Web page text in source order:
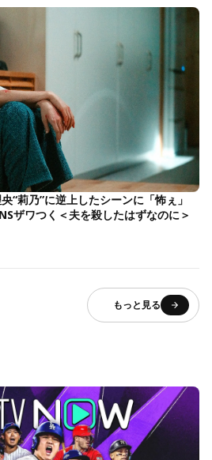
“莉乃”に逆上したシーンに「怖ぇ」
ザワつく＜夫を殺したはずなのに＞
もっと見る